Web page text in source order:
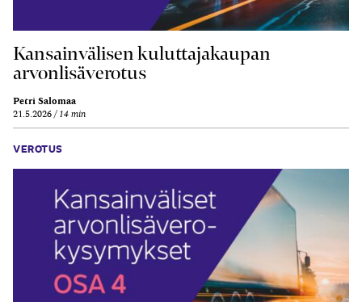
Kansainvälisen kuluttajakaupan
arvonlisäverotus
Petri Salomaa
21.5.2026 14 min
VEROTUS